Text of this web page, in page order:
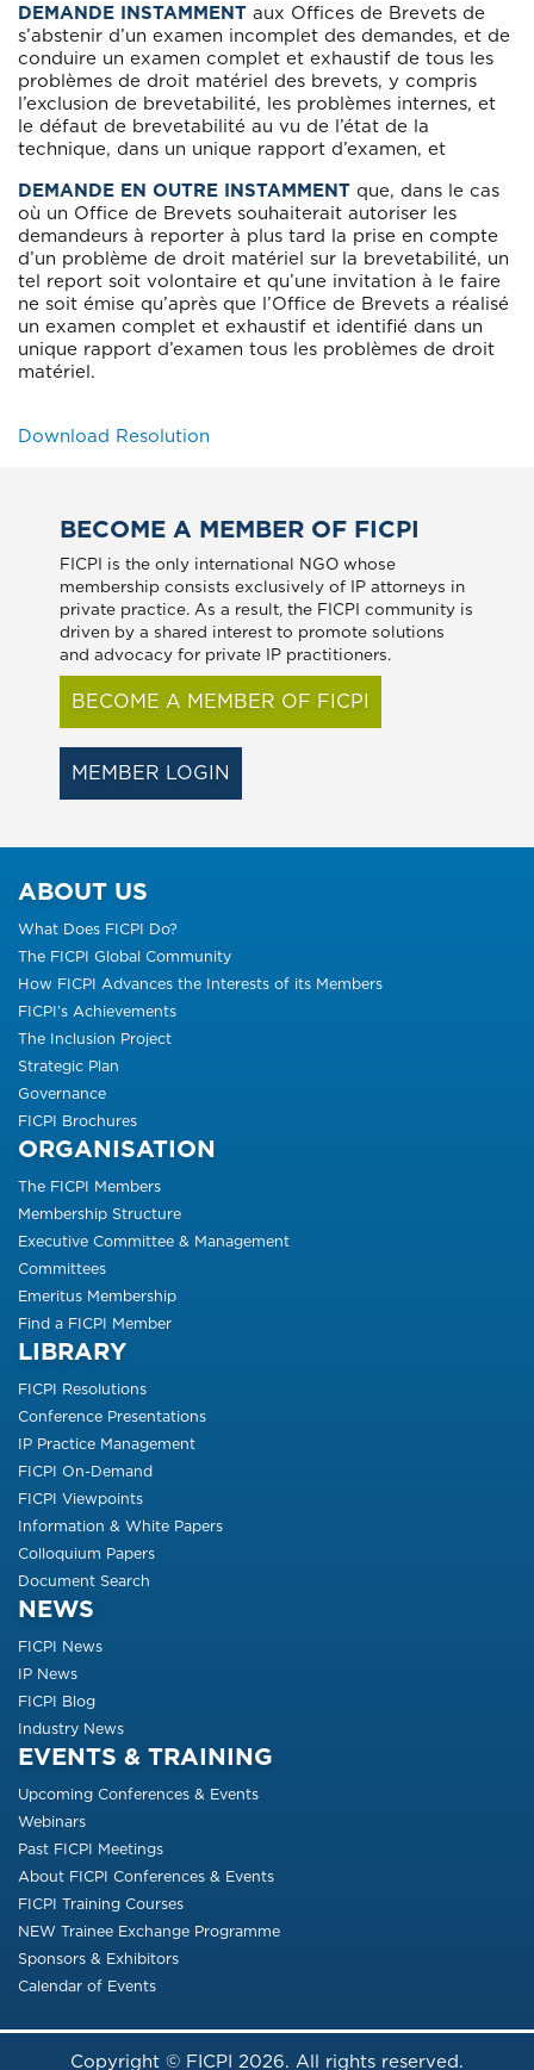
DEMANDE INSTAMMENT aux Offices de Brevets de
s’abstenir d’un examen incomplet des demandes, et de
conduire un examen complet et exhaustif de tous les
problèmes de droit matériel des brevets, y compris
l’exclusion de brevetabilité, les problèmes internes, et
le défaut de brevetabilité au vu de l’état de la
technique, dans un unique rapport d’examen, et
DEMANDE EN OUTRE INSTAMMENT que, dans le cas
où un Office de Brevets souhaiterait autoriser les
demandeurs à reporter à plus tard la prise en compte
d’un problème de droit matériel sur la brevetabilité, un
tel report soit volontaire et qu’une invitation à le faire
ne soit émise qu’après que l’Office de Brevets a réalisé
un examen complet et exhaustif et identifié dans un
unique rapport d’examen tous les problèmes de droit
matériel.
Download Resolution
BECOME A MEMBER OF FICPI
FICPI is the only international NGO whose
membership consists exclusively of IP attorneys in
private practice. As a result, the FICPI community is
driven by a shared interest to promote solutions
and advocacy for private IP practitioners.
BECOME A MEMBER OF FICPI
MEMBER LOGIN
ABOUT US
What Does FICPI Do?
The FICPI Global Community
How FICPI Advances the Interests of its Members
FICPI’s Achievements
The Inclusion Project
Strategic Plan
Governance
FICPI Brochures
ORGANISATION
The FICPI Members
Membership Structure
Executive Committee & Management
Committees
Emeritus Membership
Find a FICPI Member
LIBRARY
FICPI Resolutions
Conference Presentations
IP Practice Management
FICPI On-Demand
FICPI Viewpoints
Information & White Papers
Colloquium Papers
Document Search
NEWS
FICPI News
IP News
FICPI Blog
Industry News
EVENTS & TRAINING
Upcoming Conferences & Events
Webinars
Past FICPI Meetings
About FICPI Conferences & Events
FICPI Training Courses
NEW Trainee Exchange Programme
Sponsors & Exhibitors
Calendar of Events
Copyright © FICPI 2026. All rights reserved.